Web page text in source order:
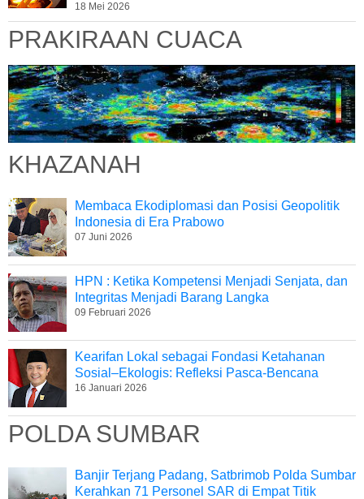
18 Mei 2026
PRAKIRAAN CUACA
KHAZANAH
Membaca Ekodiplomasi dan Posisi Geopolitik
Indonesia di Era Prabowo
07 Juni 2026
HPN : Ketika Kompetensi Menjadi Senjata, dan
Integritas Menjadi Barang Langka
09 Februari 2026
Kearifan Lokal sebagai Fondasi Ketahanan
Sosial–Ekologis: Refleksi Pasca-Bencana
16 Januari 2026
POLDA SUMBAR
Banjir Terjang Padang, Satbrimob Polda Sumbar
Kerahkan 71 Personel SAR di Empat Titik